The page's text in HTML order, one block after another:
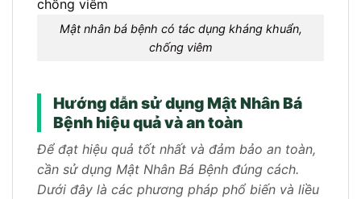
Mật nhân bá bệnh có tác dụng kháng khuẩn,
chống viêm
Hướng dẫn sử dụng Mật Nhân Bá
Bệnh hiệu quả và an toàn
Để đạt hiệu quả tốt nhất và đảm bảo an toàn,
cần sử dụng Mật Nhân Bá Bệnh đúng cách.
Dưới đây là các phương pháp phổ biến và liều